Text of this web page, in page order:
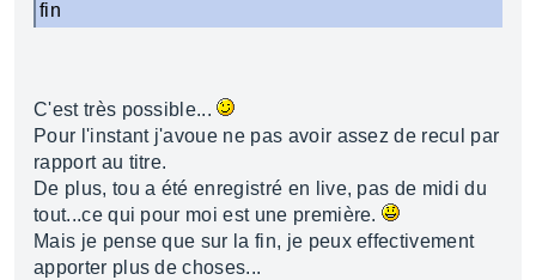
fin
C'est très possible...
Pour l'instant j'avoue ne pas avoir assez de recul par
rapport au titre.
De plus, tou a été enregistré en live, pas de midi du
tout...ce qui pour moi est une première.
Mais je pense que sur la fin, je peux effectivement
apporter plus de choses...